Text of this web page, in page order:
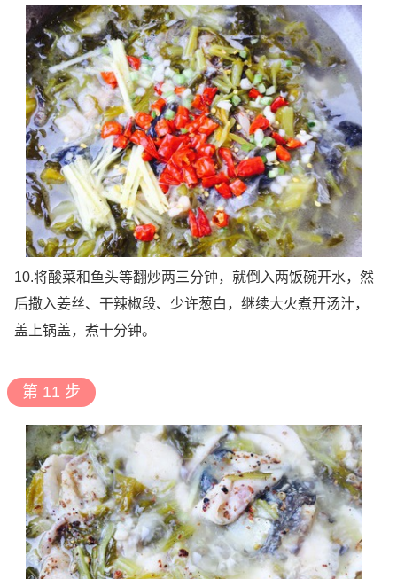
10.将酸菜和鱼头等翻炒两三分钟，就倒入两饭碗开水，然
后撒入姜丝、干辣椒段、少许葱白，继续大火煮开汤汁，
盖上锅盖，煮十分钟。
第 11 步